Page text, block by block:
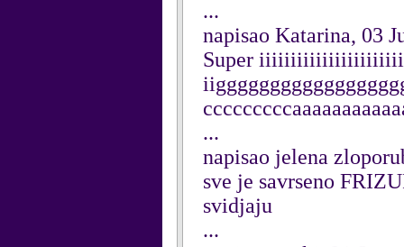
...
napisao Katarina, 03
Super
...
napisao jelena
sve je savrseno
svidjaju
...